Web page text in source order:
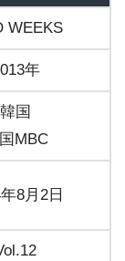
WEEKS
年
韓国
MBC
8月2日